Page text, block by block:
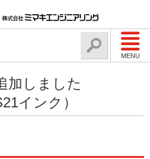
MENU
加しました
インク）